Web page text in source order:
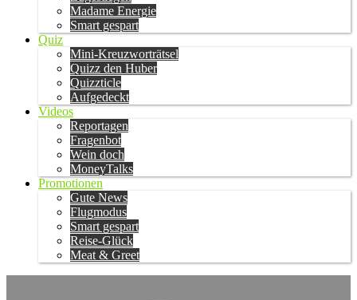
Madame Energie
Smart gespart
Quiz
Mini-Kreuzworträtsel
Quizz den Huber
Quizzticle
Aufgedeckt
Videos
Reportagen
Fragenbot
Wein doch
MoneyTalks
Promotionen
Gute News
Flugmodus
Smart gespart
Reise-Glück
Meat & Greet